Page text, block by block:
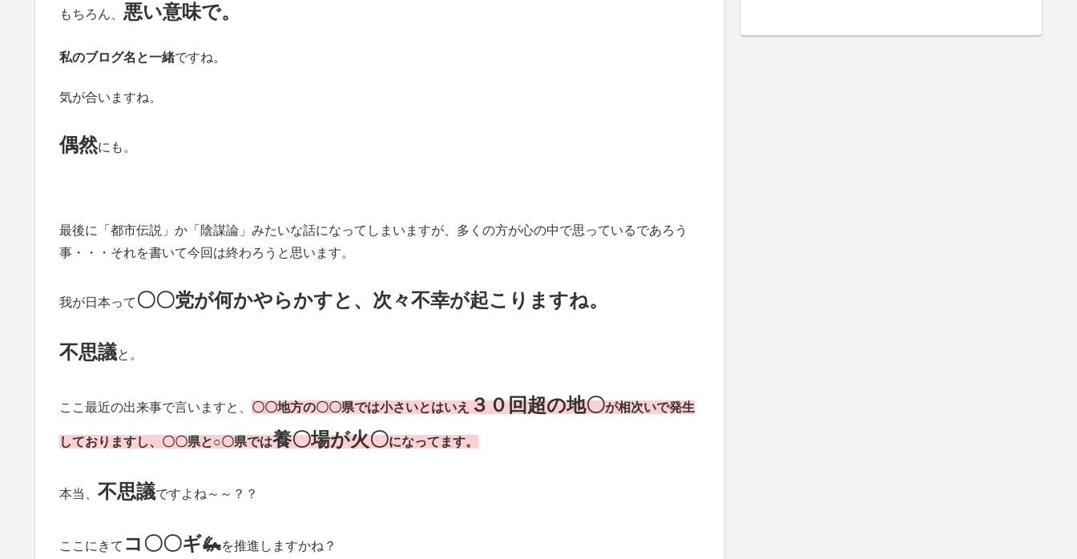
もちろん、 悪い意味で。
私のブログ名と一緒ですね。
気が合いますね。
偶然にも。
最後に「都市伝説」か「陰謀論」みたいな話になってしまいますが、多くの方が心の中で思っているであろう
事・・・それを書いて今回は終わろうと思います。
我が日本って 〇〇党が何かやらかすと、次々不幸が起こりますね。
不思議と。
ここ最近の出来事で言いますと、 〇〇地方の〇〇県では小さいとはいえ ３０回超の地〇が相次いで発生
しておりますし、 〇〇県と○〇県では養〇場が火〇になってます。
本当、 不思議ですよね～～？？
ここにきて コ〇〇ギ🦗を推進しますかね？